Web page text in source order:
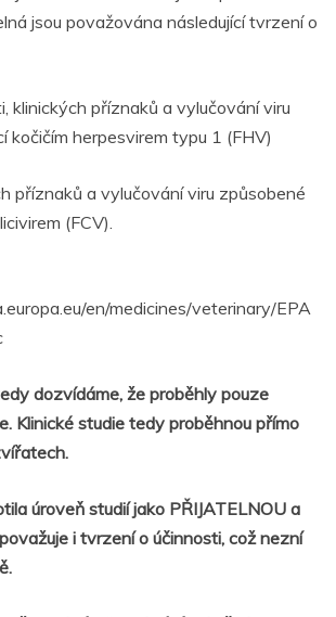
jsou považována následující tvrzení o
klinických příznaků a vylučování viru
kočičím herpesvirem typu 1 (FHV)
příznaků a vylučování viru způsobené
(FCV).
en/medicines/veterinary/EPA
dozvídáme, že proběhly pouze
Klinické studie tedy proběhnou přímo
úroveň studií jako PŘIJATELNOU a
i tvrzení o účinnosti, což nezní